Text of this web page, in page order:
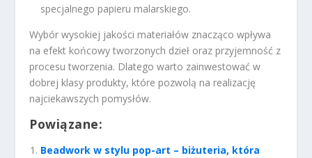
specjalnego papieru malarskiego.
Wybór wysokiej jakości materiałów znacząco wpływa
na efekt końcowy tworzonych dzieł oraz przyjemność z
procesu tworzenia. Dlatego warto zainwestować w
dobrej klasy produkty, które pozwolą na realizację
najciekawszych pomysłów.
Powiązane:
Beadwork w stylu pop-art – biżuteria, która